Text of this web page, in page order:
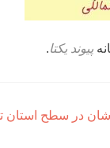
پیوند یکتا.
در سطح استان